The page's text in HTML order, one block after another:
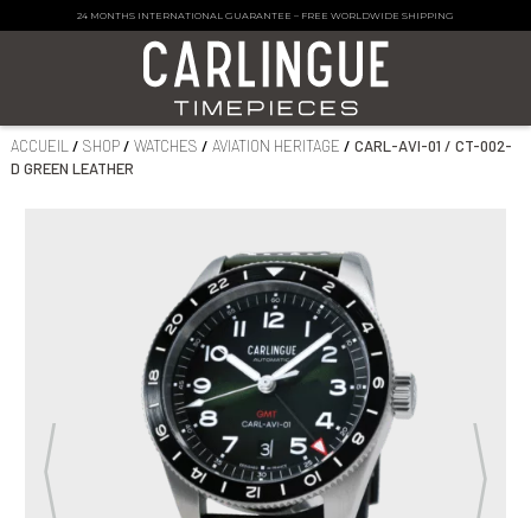
24 MONTHS INTERNATIONAL GUARANTEE – FREE WORLDWIDE SHIPPING
ACCUEIL / SHOP/ WATCHES / AVIATION HERITAGE / CARL-AVI-01 / CT-002-
D GREEN LEATHER